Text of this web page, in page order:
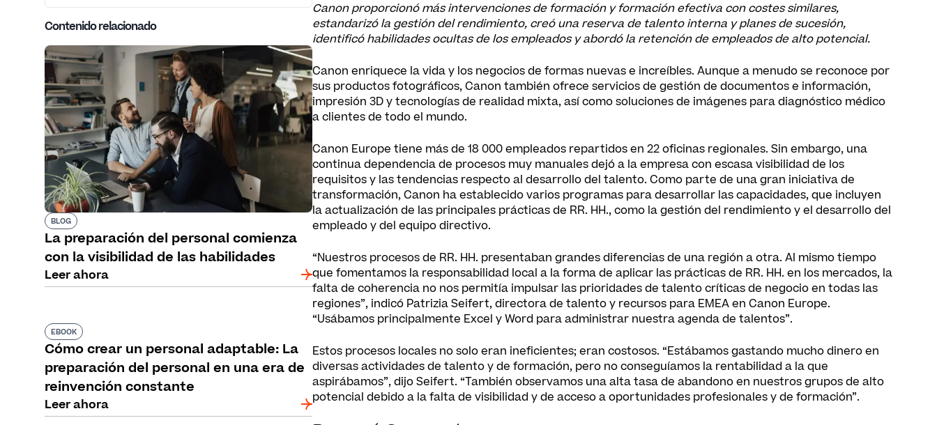
Contenido relacionado
BLOG
La preparación del personal comienza
con la visibilidad de las habilidades
Leer ahora
EBOOK
Cómo crear un personal adaptable: La
preparación del personal en una era de
reinvención constante
Leer ahora
Canon proporcionó más intervenciones de formación y formación efectiva con costes similares,
estandarizó la gestión del rendimiento, creó una reserva de talento interna y planes de sucesión,
identificó habilidades ocultas de los empleados y abordó la retención de empleados de alto potencial.
Canon enriquece la vida y los negocios de formas nuevas e increíbles. Aunque a menudo se reconoce por
sus productos fotográficos, Canon también ofrece servicios de gestión de documentos e información,
impresión 3D y tecnologías de realidad mixta, así como soluciones de imágenes para diagnóstico médico
a clientes de todo el mundo.
Canon Europe tiene más de 18 000 empleados repartidos en 22 oficinas regionales. Sin embargo, una
continua dependencia de procesos muy manuales dejó a la empresa con escasa visibilidad de los
requisitos y las tendencias respecto al desarrollo del talento. Como parte de una gran iniciativa de
transformación, Canon ha establecido varios programas para desarrollar las capacidades, que incluyen
la actualización de las principales prácticas de RR. HH., como la gestión del rendimiento y el desarrollo del
empleado y del equipo directivo.
“Nuestros procesos de RR. HH. presentaban grandes diferencias de una región a otra. Al mismo tiempo
que fomentamos la responsabilidad local a la forma de aplicar las prácticas de RR. HH. en los mercados, la
falta de coherencia no nos permitía impulsar las prioridades de talento críticas de negocio en todas las
regiones”, indicó Patrizia Seifert, directora de talento y recursos para EMEA en Canon Europe.
“Usábamos principalmente Excel y Word para administrar nuestra agenda de talentos”.
Estos procesos locales no solo eran ineficientes; eran costosos. “Estábamos gastando mucho dinero en
diversas actividades de talento y de formación, pero no conseguíamos la rentabilidad a la que
aspirábamos”, dijo Seifert. “También observamos una alta tasa de abandono en nuestros grupos de alto
potencial debido a la falta de visibilidad y de acceso a oportunidades profesionales y de formación”.